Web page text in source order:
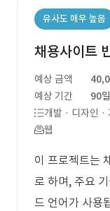
유사도 매우 높음
채용사이트
예상 금액
예상 기간
90일
개발 · 디자인 ·
웹
이 프로젝트는
로 하며, 주요
드 언어가 사용